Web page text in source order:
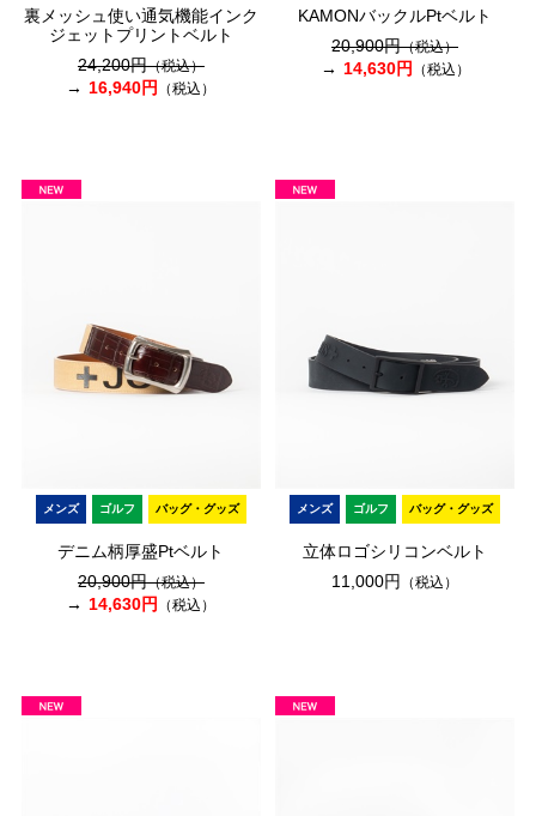
裏メッシュ使い通気機能インク
ジェットプリントベルト
24,200円（税込）
16,940円 （税込）
KAMONバックルPtベルト
20,900円（税込）
14,630円 （税込）
メンズ ゴルフ バッグ・グッズ
デニム柄厚盛Ptベルト
20,900円（税込）
14,630円 （税込）
メンズ ゴルフ バッグ・グッズ
立体ロゴシリコンベルト
11,000円
（税込）